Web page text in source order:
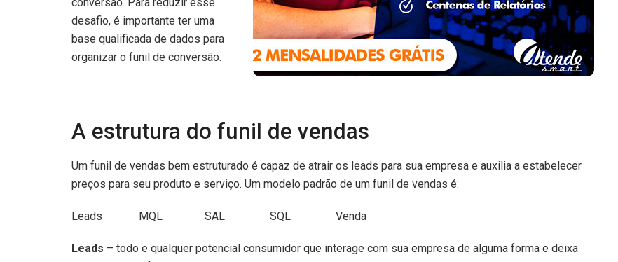
desafio, é importante ter uma
base qualificada de dados para
organizar o funil de conversão.
A estrutura do funil de vendas
Um funil de vendas bem estruturado é capaz de atrair os leads para sua empresa e auxilia a estabelecer
preços para seu produto e serviço. Um modelo padrão de um funil de vendas é:
Leads MQL SAL SQL Venda
Leads – todo e qualquer potencial consumidor que interage com sua empresa de alguma forma e deixa